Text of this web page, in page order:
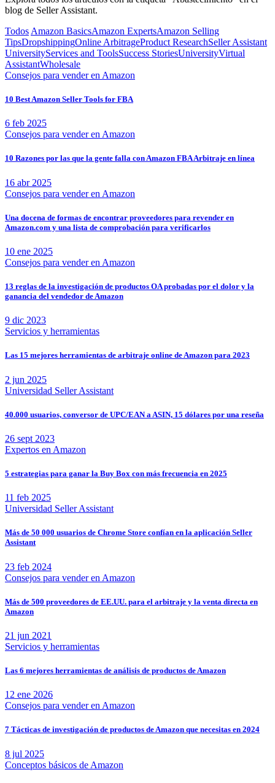
blog de Seller Assistant.
Todos Amazon BasicsAmazon ExpertsAmazon Selling
TipsDropshippingOnline ArbitrageProduct ResearchSeller Assistant
UniversityServices and ToolsSuccess StoriesUniversityVirtual
AssistantWholesale
Consejos para vender en Amazon
10 Best Amazon Seller Tools for FBA
6 feb 2025
Consejos para vender en Amazon
10 Razones por las que la gente falla con Amazon FBA Arbitraje en línea
16 abr 2025
Consejos para vender en Amazon
Una docena de formas de encontrar proveedores para revender en
Amazon.com y una lista de comprobación para verificarlos
10 ene 2025
Consejos para vender en Amazon
13 reglas de la investigación de productos OA probadas por el dolor y la
ganancia del vendedor de Amazon
9 dic 2023
Servicios y herramientas
Las 15 mejores herramientas de arbitraje online de Amazon para 2023
2 jun 2025
Universidad Seller Assistant
40.000 usuarios, conversor de UPC/EAN a ASIN, 15 dólares por una reseña
26 sept 2023
Expertos en Amazon
5 estrategias para ganar la Buy Box con más frecuencia en 2025
11 feb 2025
Universidad Seller Assistant
Más de 50 000 usuarios de Chrome Store confían en la aplicación Seller
Assistant
23 feb 2024
Consejos para vender en Amazon
Más de 500 proveedores de EE.UU. para el arbitraje y la venta directa en
Amazon
21 jun 2021
Servicios y herramientas
Las 6 mejores herramientas de análisis de productos de Amazon
12 ene 2026
Consejos para vender en Amazon
7 Tácticas de investigación de productos de Amazon que necesitas en 2024
8 jul 2025
Conceptos básicos de Amazon